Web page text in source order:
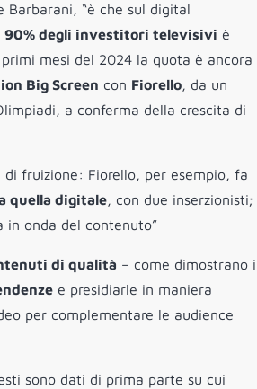
Barbarani, “è che sul digital
90% degli investitori televisivi è
mesi del 2024 la quota è ancora
Big Screen con Fiorello, da un
a conferma della crescita di
di fruizione: Fiorello, per esempio, fa
quella digitale, con due inserzionisti;
in onda del contenuto”
di qualità – come dimostrano i
e presidiarle in maniera
per complementare le audience
sono dati di prima parte su cui